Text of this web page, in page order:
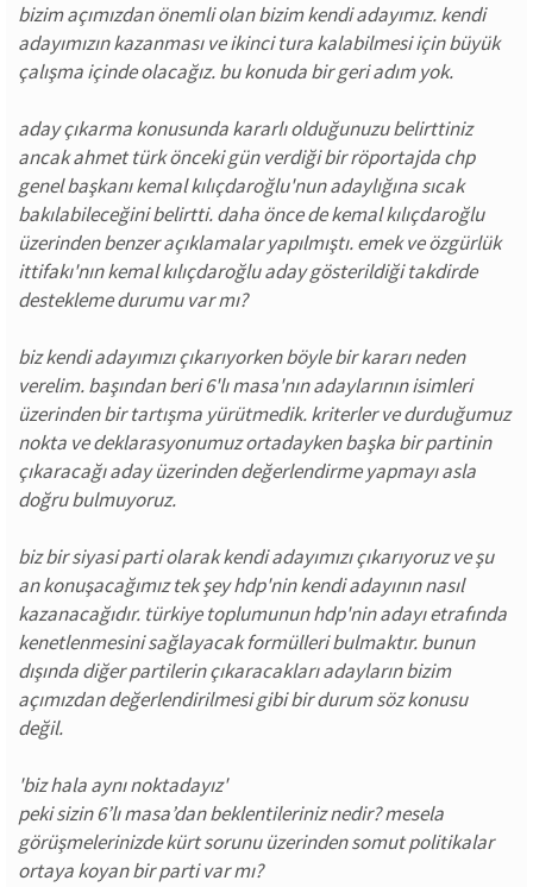
bizim açımızdan önemli olan bizim kendi adayımız. kendi
adayımızın kazanması ve ikinci tura kalabilmesi için büyük
çalışma içinde olacağız. bu konuda bir geri adım yok.
aday çıkarma konusunda kararlı olduğunuzu belirttiniz
ancak ahmet türk önceki gün verdiği bir röportajda chp
genel başkanı kemal kılıçdaroğlu'nun adaylığına sıcak
bakılabileceğini belirtti. daha önce de kemal kılıçdaroğlu
üzerinden benzer açıklamalar yapılmıştı. emek ve özgürlük
ittifakı'nın kemal kılıçdaroğlu aday gösterildiği takdirde
destekleme durumu var mı?
biz kendi adayımızı çıkarıyorken böyle bir kararı neden
verelim. başından beri 6'lı masa'nın adaylarının isimleri
üzerinden bir tartışma yürütmedik. kriterler ve durduğumuz
nokta ve deklarasyonumuz ortadayken başka bir partinin
çıkaracağı aday üzerinden değerlendirme yapmayı asla
doğru bulmuyoruz.
biz bir siyasi parti olarak kendi adayımızı çıkarıyoruz ve şu
an konuşacağımız tek şey hdp'nin kendi adayının nasıl
kazanacağıdır. türkiye toplumunun hdp'nin adayı etrafında
kenetlenmesini sağlayacak formülleri bulmaktır. bunun
dışında diğer partilerin çıkaracakları adayların bizim
açımızdan değerlendirilmesi gibi bir durum söz konusu
değil.
'biz hala aynı noktadayız'
peki sizin 6’lı masa’dan beklentileriniz nedir? mesela
görüşmelerinizde kürt sorunu üzerinden somut politikalar
ortaya koyan bir parti var mı?